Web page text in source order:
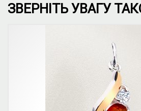
ЗВЕРНІТЬ УВАГУ